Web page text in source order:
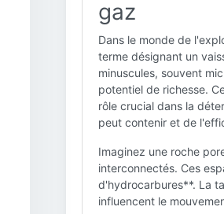
gaz
Dans le monde de
terme désignant un
minuscules, souvent
potentiel de richesse.
rôle crucial dans la
peut contenir et de
Imaginez une roche
interconnectés. Ces
d'hydrocarbures**. La
influencent le